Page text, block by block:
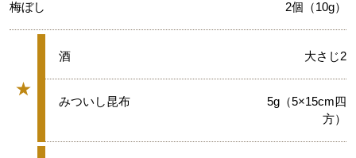
梅ぼし 2個（10g）
★
グループ
★
酒 大さじ2
★
みついし昆布
5g（5×15cm四
方）